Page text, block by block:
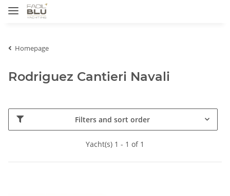
Homepage
Rodriguez Cantieri Navali
Filters and sort order
Yacht(s) 1 - 1 of 1